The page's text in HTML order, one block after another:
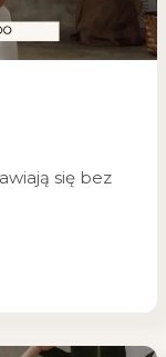
się bez